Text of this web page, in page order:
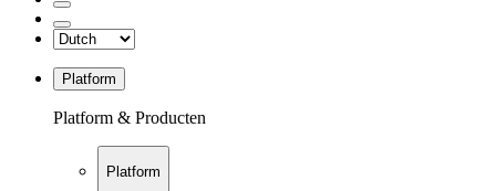
Platform
Platform & Producten
Platform